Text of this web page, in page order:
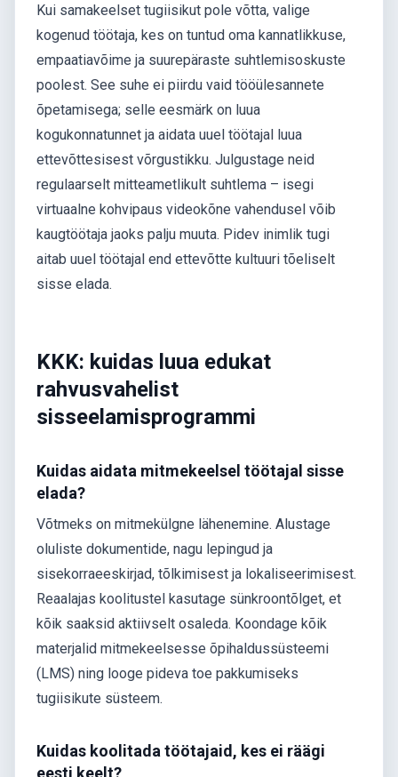
Kui samakeelset tugiisikut pole võtta, valige
kogenud töötaja, kes on tuntud oma kannatlikkuse,
empaatiavõime ja suurepäraste suhtlemisoskuste
poolest. See suhe ei piirdu vaid tööülesannete
õpetamisega; selle eesmärk on luua
kogukonnatunnet ja aidata uuel töötajal luua
ettevõttesisest võrgustikku. Julgustage neid
regulaarselt mitteametlikult suhtlema – isegi
virtuaalne kohvipaus videokõne vahendusel võib
kaugtöötaja jaoks palju muuta. Pidev inimlik tugi
aitab uuel töötajal end ettevõtte kultuuri tõeliselt
sisse elada.
KKK: kuidas luua edukat
rahvusvahelist
sisseelamisprogrammi
Kuidas aidata mitmekeelsel töötajal sisse
elada?
Võtmeks on mitmekülgne lähenemine. Alustage
oluliste dokumentide, nagu lepingud ja
sisekorraeeskirjad, tõlkimisest ja lokaliseerimisest.
Reaalajas koolitustel kasutage sünkroontõlget, et
kõik saaksid aktiivselt osaleda. Koondage kõik
materjalid mitmekeelsesse õpihaldussüsteemi
(LMS) ning looge pideva toe pakkumiseks
tugiisikute süsteem.
Kuidas koolitada töötajaid, kes ei räägi
eesti keelt?